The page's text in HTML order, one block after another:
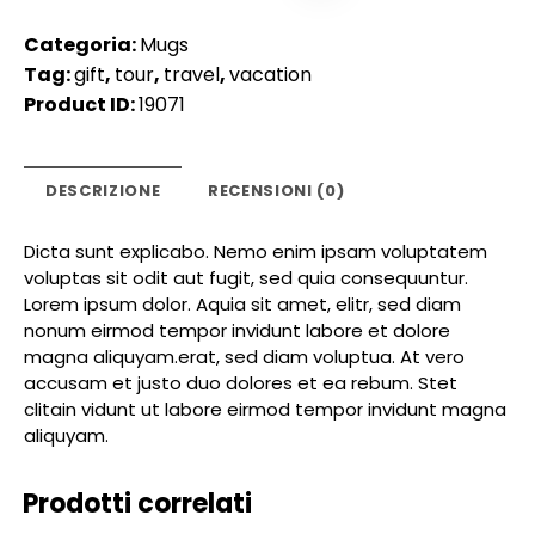
Categoria:Mugs
Tag:gift, tour, travel,vacation
Product ID:19071
DESCRIZIONE RECENSIONI (0)
Dicta sunt explicabo. Nemo enim ipsam voluptatem
voluptas sit odit aut fugit, sed quia consequuntur.
Lorem ipsum dolor. Aquia sit amet, elitr, sed diam
nonum eirmod tempor invidunt labore et dolore
magna aliquyam.erat, sed diam voluptua. At vero
accusam et justo duo dolores et ea rebum. Stet
clitain vidunt ut labore eirmod tempor invidunt magna
aliquyam.
Prodotti correlati